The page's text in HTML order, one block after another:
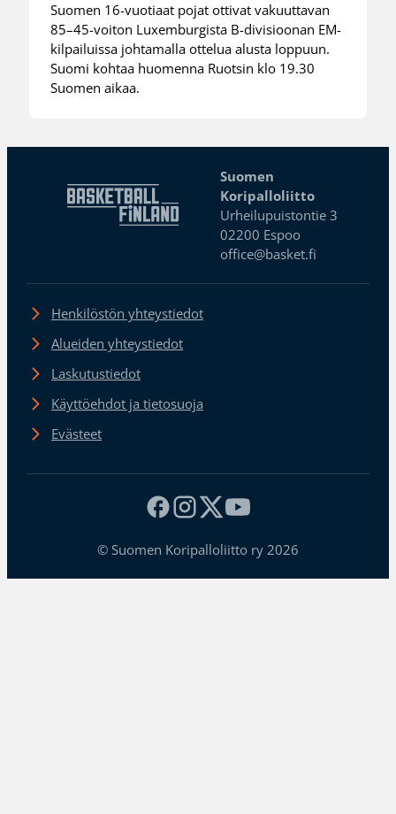
Suomen 16-vuotiaat pojat ottivat vakuuttavan
85–45-voiton Luxemburgista B-divisioonan EM-
kilpailuissa johtamalla ottelua alusta loppuun.
Suomi kohtaa huomenna Ruotsin klo 19.30
Suomen aikaa.
Suomen
Koripalloliitto
Urheilupuistontie 3
02200 Espoo
office@basket.fi
Henkilöstön yhteystiedot
Alueiden yhteystiedot
Laskutustiedot
Käyttöehdot ja tietosuoja
Evästeet
© Suomen Koripalloliitto ry 2026